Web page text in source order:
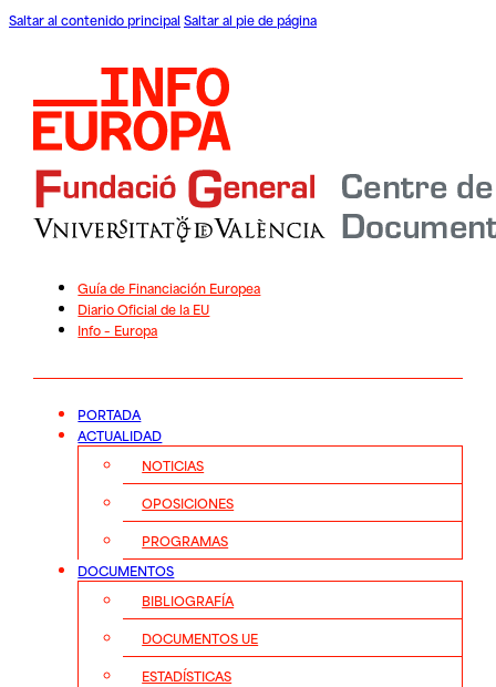
Saltar al contenido principal Saltar al pie de página
Guía de Financiación Europea
Diario Oficial de la EU
Info – Europa
PORTADA
ACTUALIDAD
NOTICIAS
OPOSICIONES
PROGRAMAS
DOCUMENTOS
BIBLIOGRAFÍA
DOCUMENTOS UE
ESTADÍSTICAS